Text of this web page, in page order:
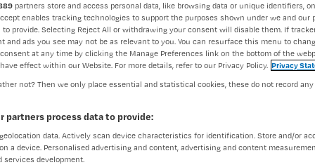
Auteur:Jeroen Wapenaar22 juni
Patiënten, verpleegkundigen en andere
partners store and access personal data, like browsing data or unique identifiers,
enables tracking technologies to support the purposes shown under we and our
to provide. Selecting Reject All or withdrawing your consent will disable them. If
and ads you see may not be as relevant to you. You can resurface this menu to
at any time by clicking the Manage Preferences link on the bottom of the
effect within our Website. For more details, refer to our Privacy Policy. Privacy
not? Then we only place essential and statistical cookies, these do not record
partners process data to provide:
data. Actively scan device characteristics for identification. Store and/or
a device. Personalised advertising and content, advertising and content
services development.